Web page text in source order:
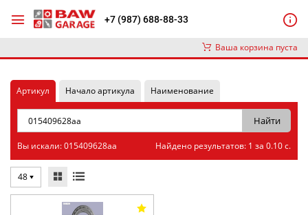
+7 (987) 688-88-33
Ваша корзина пуста
Артикул Начало артикула Наименование
Вы искали: 015409628aa Найдено результатов: 1 за 0.10 с.
48